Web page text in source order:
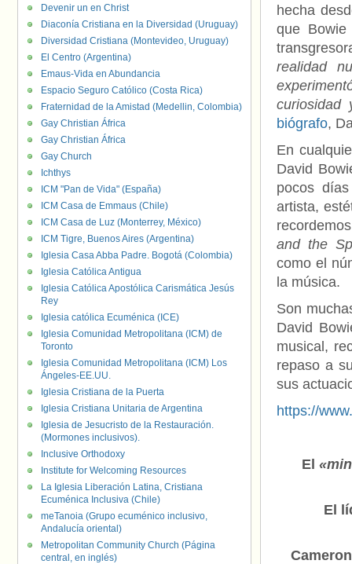
hecha
que
realidad
curiosidad
biógrafo,
En
David
pocos
artista,
and the
como el
la música.
Son
David
musical,
repaso a
sus
https://
El
El
Devenir un en Christ
Diaconía Cristiana en la Diversidad (Uruguay)
Diversidad Cristiana (Montevideo, Uruguay)
El Centro (Argentina)
Emaus-Vida en Abundancia
Espacio Seguro Católico (Costa Rica)
Fraternidad de la Amistad (Medellin, Colombia)
Gay Christian África
Gay Christian África
Gay Church
Ichthys
ICM "Pan de Vida" (España)
ICM Casa de Emmaus (Chile)
ICM Casa de Luz (Monterrey, México)
ICM Tigre, Buenos Aires (Argentina)
Iglesia Casa Abba Padre. Bogotá (Colombia)
Iglesia Católica Antigua
Iglesia Católica Apostólica Carismática Jesús
Rey
Iglesia católica Ecuménica (ICE)
Iglesia Comunidad Metropolitana (ICM) de
Toronto
Iglesia Comunidad Metropolitana (ICM) Los
Ángeles-EE.UU.
Iglesia Cristiana de la Puerta
Iglesia Cristiana Unitaria de Argentina
Iglesia de Jesucristo de la Restauración.
(Mormones inclusivos).
Inclusive Orthodoxy
Institute for Welcoming Resources
La Iglesia Liberación Latina, Cristiana
Ecuménica Inclusiva (Chile)
meTanoia (Grupo ecuménico inclusivo,
Andalucía oriental)
Metropolitan Community Church (Página
central, en inglés)